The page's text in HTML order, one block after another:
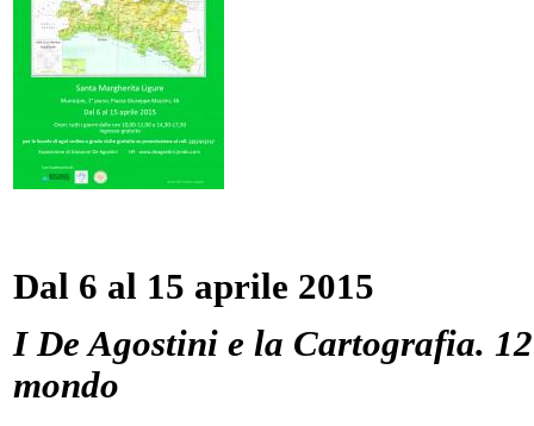
Dal 6 al 15 aprile 2015
I De Agostini e la Cartografia.
mondo